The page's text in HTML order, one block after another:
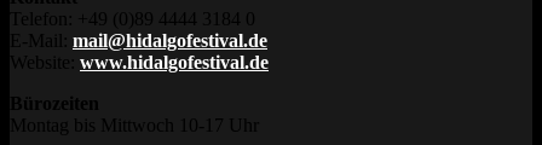
Telefon: +49 (0)89 4444 3184 0
E-Mail: mail@hidalgofestival.de
Website: www.hidalgofestival.de
Bürozeiten
Montag bis Mittwoch 10-17 Uhr